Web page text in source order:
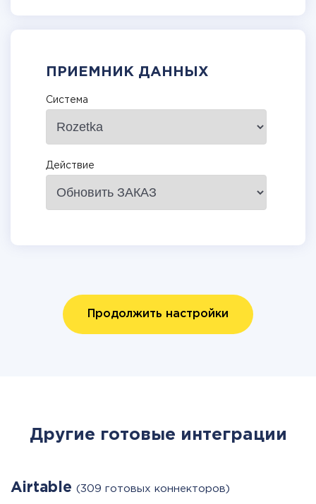
ПРИЕМНИК ДАННЫХ
Система
Действие
Продолжить настройки
Другие готовые интеграции
Airtable (309 готовых коннекторов)